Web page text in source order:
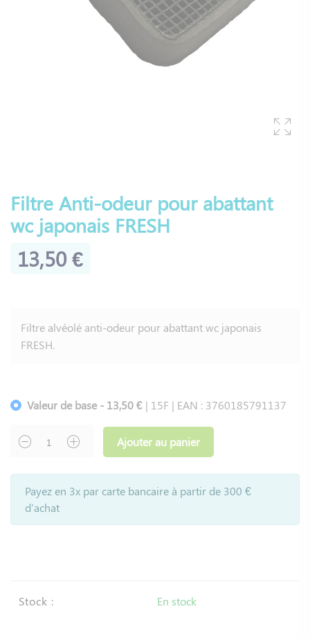
Filtre Anti-odeur pour abattant
wc japonais FRESH
13,50 €
Filtre alvéolé anti-odeur pour abattant wc japonais
FRESH.
Valeur de base - 13,50 € | 15F | EAN : 3760185791137
Ajouter au panier
Payez en 3x par carte bancaire à partir de 300 €
d'achat
Stock : En stock